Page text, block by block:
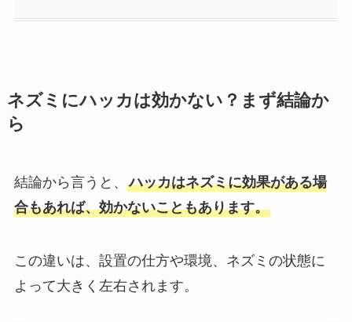
ネズミにハッカは効かない？まず結論か
ら
結論から言うと、 ハッカはネズミに効果がある場
合もあれば、効かないこともあります。
この違いは、設置の仕方や環境、ネズミの状態に
よって大きく左右されます。